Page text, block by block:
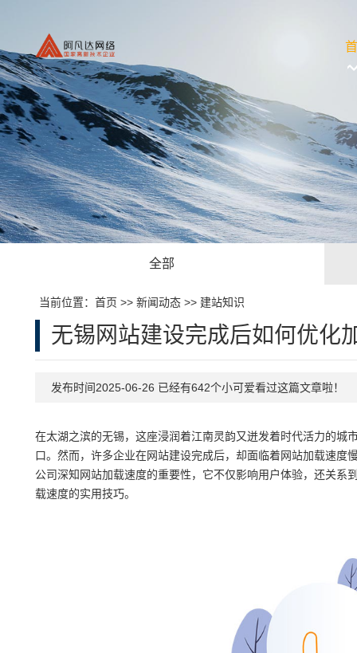
全部
当前位置： 首页 >> 新闻动态>> 建站知识
无锡网站建设完成后如何优化
发布时间2025-06-26 已经有642个小可爱看过这篇文章啦！
在太湖之滨的无锡，这座浸润着江南灵韵又迸发着时代活力的
口。然而，许多企业在网站建设完成后，却面临着网站加载速
公司深知网站加载速度的重要性，它不仅影响用户体验，还关
载速度的实用技巧。